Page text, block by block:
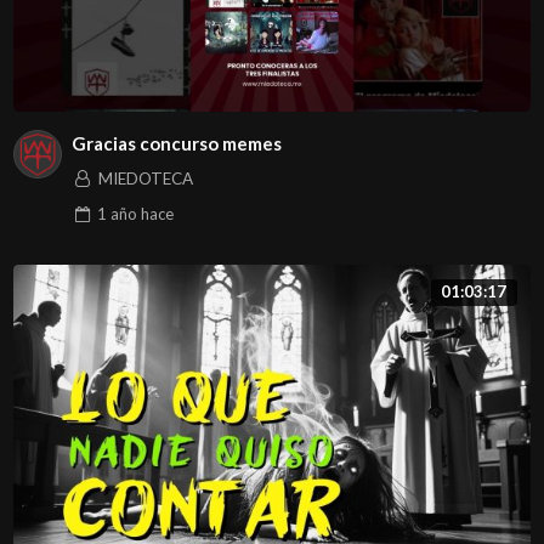
Gracias concurso memes
MIEDOTECA
1 año hace
01:03:17